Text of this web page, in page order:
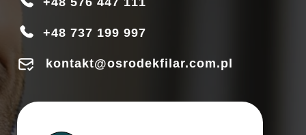
+48 737 199 997
kontakt@osrodekfilar.com.pl